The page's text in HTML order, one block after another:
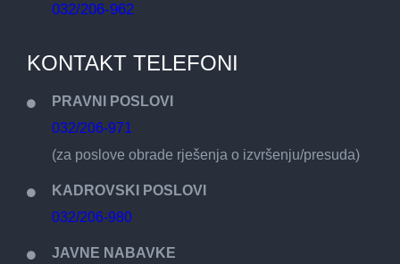
032/206-962
KONTAKT TELEFONI
PRAVNI POSLOVI
032/206-971
(za poslove obrade rješenja o izvršenju/presuda)
KADROVSKI POSLOVI
032/206-980
JAVNE NABAVKE